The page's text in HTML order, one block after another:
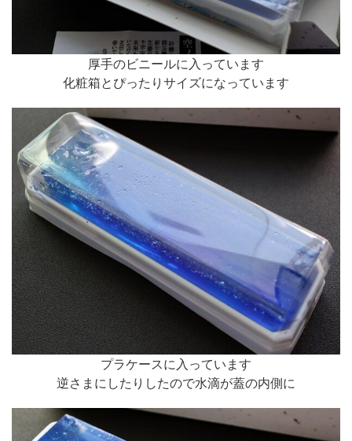
厚手のビニールに入っています
化粧箱とぴったりサイズになっています
プラケースに入っています
逆さまにしたりしたので水滴が蓋の内側に